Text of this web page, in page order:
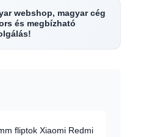
webshop, magyar cég
és megbízható
fliptok Xiaomi Redmi